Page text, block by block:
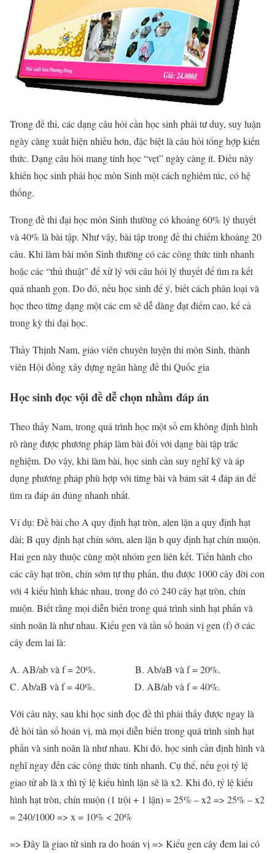
Trong đề thi, các dạng câu hỏi cần học sinh phải tư duy, suy luận
ngày càng xuất hiện nhiều hơn, đặc biệt là câu hỏi tổng hợp kiến
thức. Dạng câu hỏi mang tính học “vẹt” ngày càng ít. Điều này
khiến học sinh phải học môn Sinh một cách nghiêm túc, có hệ
thống.
Trong đề thi đại học môn Sinh thường có khoảng 60% lý thuyết
và 40% là bài tập. Như vậy, bài tập trong đề thi chiếm khoảng 20
câu. Khi làm bài môn Sinh thường có các công thức tính nhanh
hoặc các “thủ thuật” để xử lý với câu hỏi lý thuyết để tìm ra kết
quả nhanh gọn. Do đó, nếu học sinh để ý, biết cách phân loại và
học theo từng dạng một các em sẽ dễ dàng đạt điểm cao, kể cả
trong kỳ thi đại học.
Thầy Thịnh Nam, giáo viên chuyên luyện thi môn Sinh, thành
viên Hội đồng xây dựng ngân hàng đề thi Quốc gia
Học sinh đọc vội đề dễ chọn nhầm đáp án
Theo thầy Nam, trong quá trình học một số em không định hình
rõ ràng được phương pháp làm bài đối với dạng bài tập trắc
nghiệm. Do vậy, khi làm bài, học sinh cần suy nghĩ kỹ và áp
dụng phương pháp phù hợp với từng bài và bám sát 4 đáp án để
tìm ra đáp án đúng nhanh nhất.
Ví dụ: Đề bài cho A quy định hạt tròn, alen lặn a quy định hạt
dài; B quy định hạt chín sớm, alen lặn b quy định hạt chín muộn.
Hai gen này thuộc cùng một nhóm gen liên kết. Tiến hành cho
các cây hạt tròn, chín sớm tự thụ phấn, thu được 1000 cây đời con
với 4 kiểu hình khác nhau, trong đó có 240 cây hạt tròn, chín
muộn. Biết rằng mọi diễn biến trong quá trình sinh hạt phấn và
sinh noãn là như nhau. Kiểu gen và tần số hoán vị gen (f) ở các
cây đem lai là:
A. AB/ab và f = 20%. B. Ab/aB và f = 20%.
C. Ab/aB và f = 40%. D. AB/ab và f = 40%.
Với câu này, sau khi học sinh đọc đề thì phải thấy được ngay là
đề hỏi tần số hoán vị, mà mọi diễn biến trong quá trình sinh hạt
phấn và sinh noãn là như nhau. Khi đó, học sinh cần định hình và
nghĩ ngay đến các công thức tính nhanh. Cụ thể, nếu gọi tỷ lệ
giao tử ab là x thì tỷ lệ kiểu hình lặn sẽ là x2. Khi đó, tỷ lệ kiểu
hình hạt tròn, chín muộn (1 trội + 1 lặn) = 25% – x2 => 25% – x2
= 240/1000 => x = 10% < 20%
=> Đây là giao tử sinh ra do hoán vị => Kiểu gen cây đem lai có